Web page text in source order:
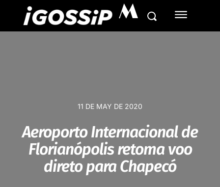
M
11 DE MAY DE 2020
Aeroporto Internacional de
Florianópolis retoma voo
direto para Chapecó